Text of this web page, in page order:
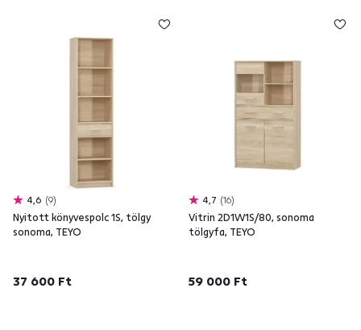
4,6 9
Nyitott könyvespolc 1S, tölgy
sonoma, TEYO
37 600 Ft
4,7 16
Vitrin 2D1W1S/80, sonoma
tölgyfa, TEYO
59 000 Ft